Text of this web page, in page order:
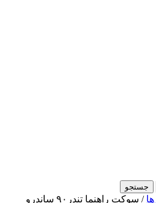
جستجو
/ سوکت راهنما تندر۹۰ ساندرو